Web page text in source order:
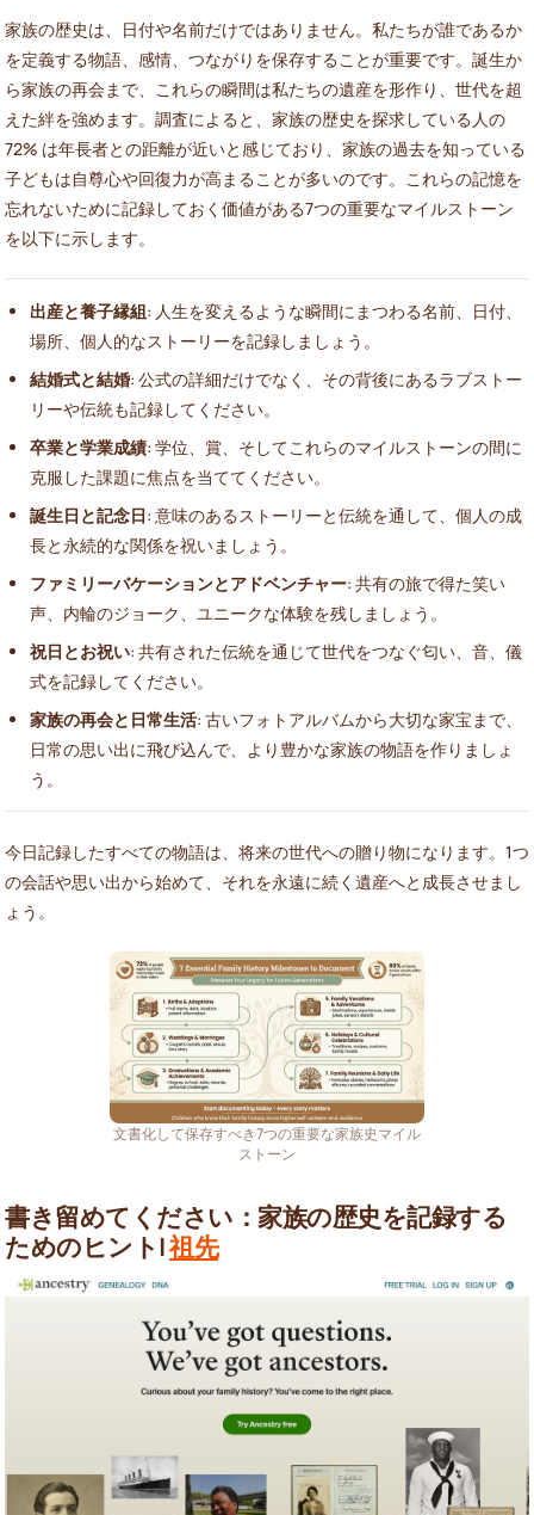
家族の歴史は、日付や名前だけではありません。私たちが誰であるか
を定義する物語、感情、つながりを保存することが重要です。誕生か
ら家族の再会まで、これらの瞬間は私たちの遺産を形作り、世代を超
えた絆を強めます。調査によると、家族の歴史を探求している人の
72% は年長者との距離が近いと感じており、家族の過去を知っている
子どもは自尊心や回復力が高まることが多いのです。これらの記憶を
忘れないために記録しておく価値がある7つの重要なマイルストーン
を以下に示します。
出産と養子縁組: 人生を変えるような瞬間にまつわる名前、日付、
場所、個人的なストーリーを記録しましょう。
結婚式と結婚: 公式の詳細だけでなく、その背後にあるラブストー
リーや伝統も記録してください。
卒業と学業成績: 学位、賞、そしてこれらのマイルストーンの間に
克服した課題に焦点を当ててください。
誕生日と記念日: 意味のあるストーリーと伝統を通して、個人の成
長と永続的な関係を祝いましょう。
ファミリーバケーションとアドベンチャー: 共有の旅で得た笑い
声、内輪のジョーク、ユニークな体験を残しましょう。
祝日とお祝い: 共有された伝統を通じて世代をつなぐ匂い、音、儀
式を記録してください。
家族の再会と日常生活: 古いフォトアルバムから大切な家宝まで、
日常の思い出に飛び込んで、より豊かな家族の物語を作りましょ
う。
今日記録したすべての物語は、将来の世代への贈り物になります。1つ
の会話や思い出から始めて、それを永遠に続く遺産へと成長させまし
ょう。
文書化して保存すべき7つの重要な家族史マイル
ストーン
書き留めてください：家族の歴史を記録する
ためのヒント|祖先